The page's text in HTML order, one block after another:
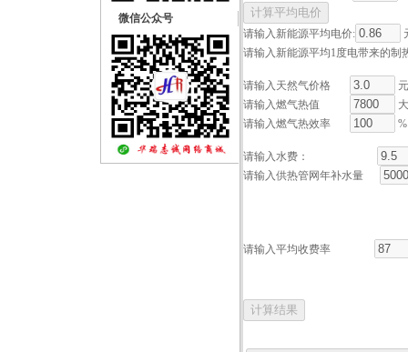
微信公众号
请输入新能源平均电价:
请输入新能源平均1度电带来的
请输入天然气价格
请输入燃气热值
请输入燃气热效率
%
请输入水费：
请输入供热管网年补水量
请输入平均收费率